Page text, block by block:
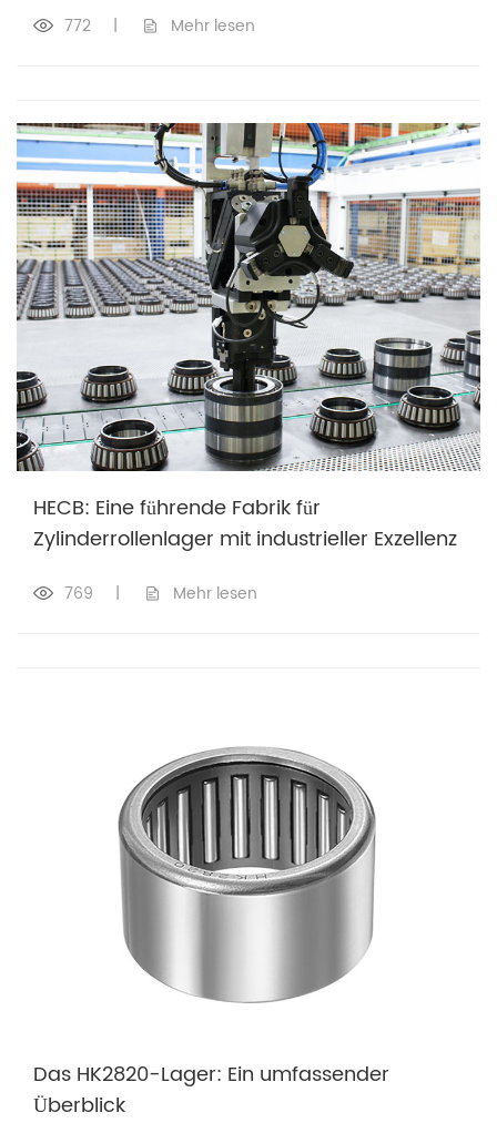
772 | Mehr lesen
​​HECB: Eine führende Fabrik für
Zylinderrollenlager mit industrieller Exzellenz​
769 | Mehr lesen
Das HK2820-Lager: Ein umfassender
Überblick